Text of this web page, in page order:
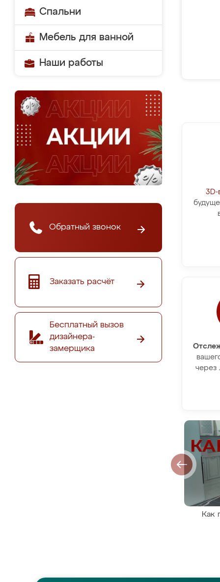
Спальни
Мебель для ванной
Наши работы
Обратный звонок
Заказать расчёт
Бесплатный вызов
дизайнера-
замерщика
3D-
через
Как